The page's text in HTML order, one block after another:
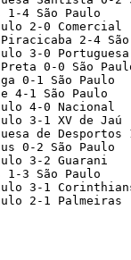
1-4 São Paulo
2-0 Comercial
2-4
3-0
0-0 São
0-1 São Paulo
4-1 São Paulo
4-0 Nacional
3-1 XV de Jaú
de Desportos
0-2 São Paulo
3-2 Guarani
1-3 São Paulo
3-1
2-1 Palmeiras